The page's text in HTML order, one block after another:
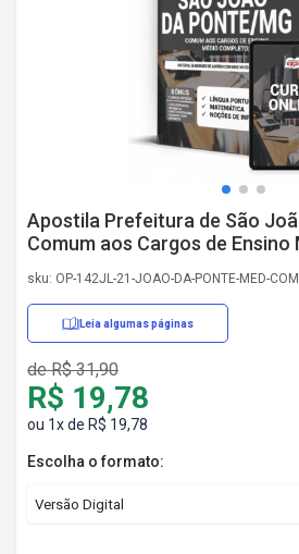
Apostila Prefeitura de São
Comum aos Cargos de
sku: OP-142JL-21-JOAO-DA-PONTE-MED-
Leia algumas páginas
de R$ 31,90
R$ 19,78
ou 1x de R$ 19,78
Escolha o formato: